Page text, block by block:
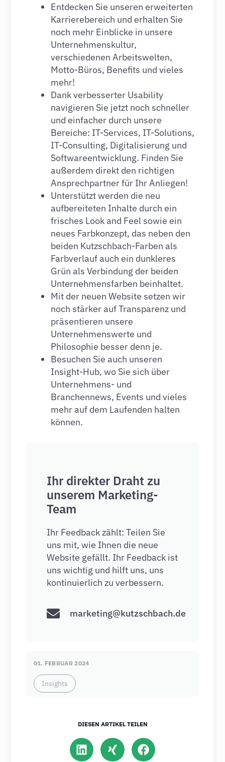
Entdecken Sie unseren erweiterten
Karrierebereich und erhalten Sie
noch mehr Einblicke in unsere
Unternehmenskultur,
verschiedenen Arbeitswelten,
Motto-Büros, Benefits und vieles
mehr!
Dank verbesserter Usability
navigieren Sie jetzt noch schneller
und einfacher durch unsere
Bereiche: IT-Services, IT-Solutions,
IT-Consulting, Digitalisierung und
Softwareentwicklung. Finden Sie
außerdem direkt den richtigen
Ansprechpartner für Ihr Anliegen!
Unterstützt werden die neu
aufbereiteten Inhalte durch ein
frisches Look and Feel sowie ein
neues Farbkonzept, das neben den
beiden Kutzschbach-Farben als
Farbverlauf auch ein dunkleres
Grün als Verbindung der beiden
Unternehmensfarben beinhaltet.
Mit der neuen Website setzen wir
noch stärker auf Transparenz und
präsentieren unsere
Unternehmenswerte und
Philosophie besser denn je.
Besuchen Sie auch unseren
Insight-Hub, wo Sie sich über
Unternehmens- und
Branchennews, Events und vieles
mehr auf dem Laufenden halten
können.
Ihr direkter Draht zu
unserem Marketing-
Team
Ihr Feedback zählt: Teilen Sie
uns mit, wie Ihnen die neue
Website gefällt. Ihr Feedback ist
uns wichtig und hilft uns, uns
kontinuierlich zu verbessern.
marketing@kutzschbach.de
01. FEBRUAR 2024
Insights
DIESEN ARTIKEL TEILEN